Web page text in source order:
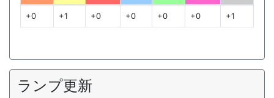
+0 +1 +0 +0 +0 +0 +1
ランプ更新